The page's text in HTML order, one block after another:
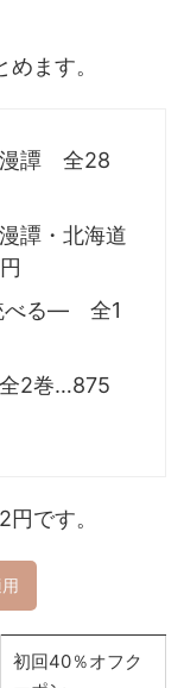
ます。
漫譚 全28
譚・北海道
べる― 全1
2巻…875
です。
初回40％オフク